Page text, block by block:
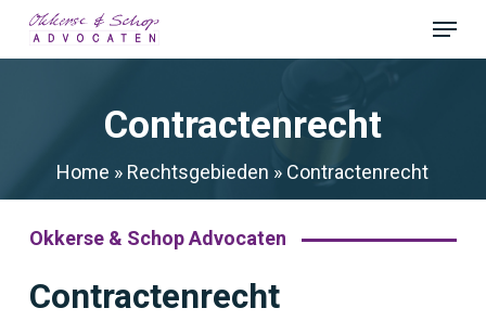
Skip
Menu
Home » Rechtsgebieden » Contractenrecht
Contractenrecht
Okkerse & Schop Advocaten
Contractenrecht